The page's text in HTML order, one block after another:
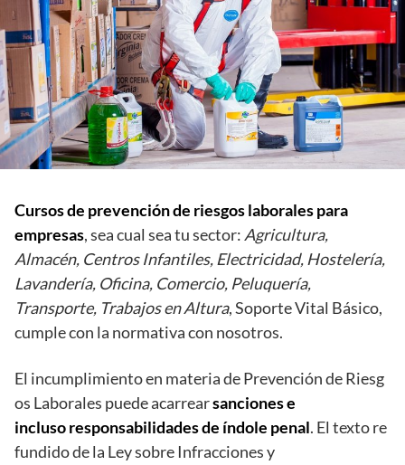
Cursos de prevención de riesgos laborales para
empresas, sea cual sea tu sector: Agricultura,
Almacén, Centros Infantiles, Electricidad, Hostelería,
Lavandería, Oficina, Comercio, Peluquería,
Transporte, Trabajos en Altura, Soporte Vital Básico,
cumple con la normativa con nosotros.
El incumplimiento en materia de Prevención de Riesg
os Laborales puede acarrearsanciones e
incluso responsabilidades de índole penal. El texto re
fundido de la Ley sobre Infracciones y